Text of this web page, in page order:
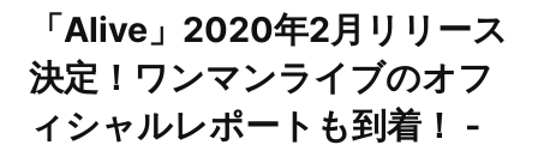
「Alive」2020年2月リリース
決定！ワンマンライブのオフ
ィシャルレポートも到着！ -